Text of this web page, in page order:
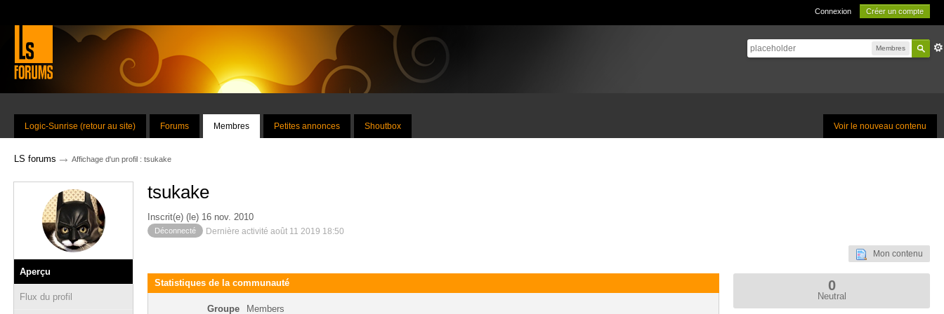
Connexion Créer un compte
Membres
Voir le nouveau contenu
Logic-Sunrise (retour au site) Forums Membres Petites annonces Shoutbox
LS forums → Affichage d'un profil : tsukake
Aperçu
Flux du profil
tsukake
Inscrit(e) (le) 16 nov. 2010
Déconnecté Dernière activité août 11 2019 18:50
Mon contenu
Statistiques de la communauté
Groupe Members
0
Neutral